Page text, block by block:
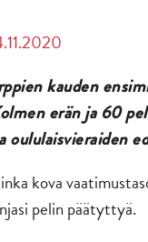
kauden
erän ja 60
oululaisvieraiden
kova
pelin päätyttyä.